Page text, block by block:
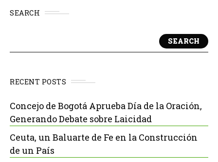
SEARCH
SEARCH
RECENT POSTS
Concejo de Bogotá Aprueba Día de la Oración,
Generando Debate sobre Laicidad
Ceuta, un Baluarte de Fe en la Construcción
de un País